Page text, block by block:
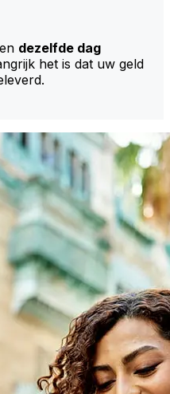
dezelfde dag
het is dat uw geld